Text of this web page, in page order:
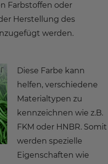
Farbstoffen oder
Herstellung des
werden.
Diese Farbe kann
helfen, verschiedene
Materialtypen zu
kennzeichnen wie z.B.
FKM oder HNBR. Somit
werden spezielle
Eigenschaften wie